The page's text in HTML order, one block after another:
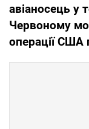
авіаносець у
Червоному
операції США